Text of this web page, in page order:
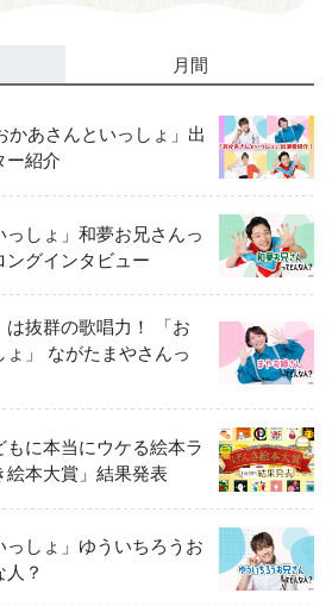
月間
かあさんといっしょ」出
ー紹介
っしょ」和夢お兄さんっ
グインタビュー
は抜群の歌唱力！ 「お
」 ながたまやさんっ
もに本当にウケる絵本ラ
絵本大賞」結果発表
っしょ」ゆういちろうお
？